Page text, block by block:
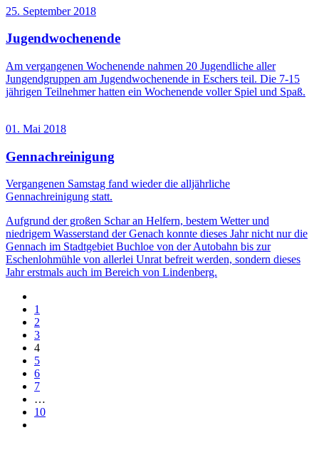
25. September 2018
Jugendwochenende
Am vergangenen Wochenende nahmen 20 Jugendliche aller
Jungendgruppen am Jugendwochenende in Eschers teil. Die 7-15
jährigen Teilnehmer hatten ein Wochenende voller Spiel und Spaß.
01. Mai 2018
Gennachreinigung
Vergangenen Samstag fand wieder die alljährliche
Gennachreinigung statt.
Aufgrund der großen Schar an Helfern, bestem Wetter und
niedrigem Wasserstand der Genach konnte dieses Jahr nicht nur die
Gennach im Stadtgebiet Buchloe von der Autobahn bis zur
Eschenlohmühle von allerlei Unrat befreit werden, sondern dieses
Jahr erstmals auch im Bereich von Lindenberg.
1
2
3
4
5
6
7
…
10